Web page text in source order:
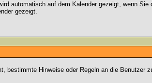
automatisch auf dem Kalender gezeigt, wenn
gezeigt.
Hinweise oder Regeln an die Benutzer